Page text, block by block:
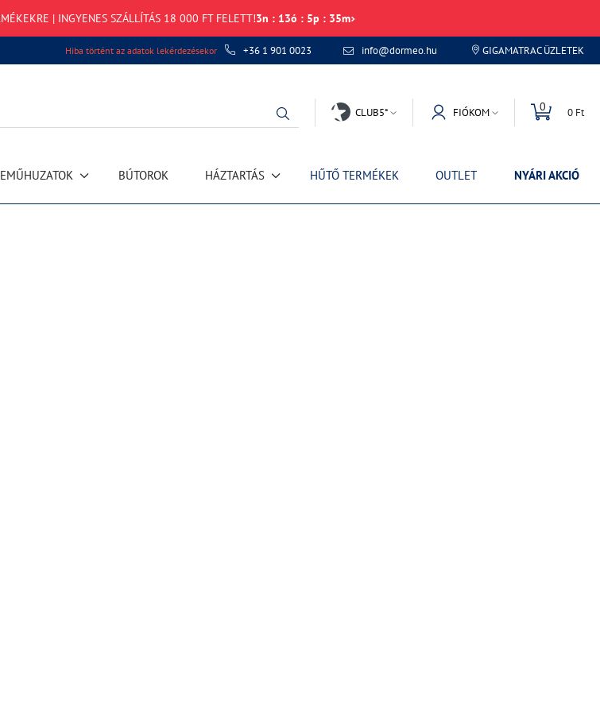
| INGYENES SZÁLLÍTÁS 18 000 FT FELETT!3n : 13ó : 5p : 34m
Hiba történt az adatok lekérdezésekor +36 1 901 0023 info@dormeo.hu GIGAMATRAC ÜZLETEK
CLUB5* FIÓKOM 0 0 Ft
BÚTOROK HÁZTARTÁS HŰTŐ TERMÉKEK OUTLET NYÁRI AKCIÓ